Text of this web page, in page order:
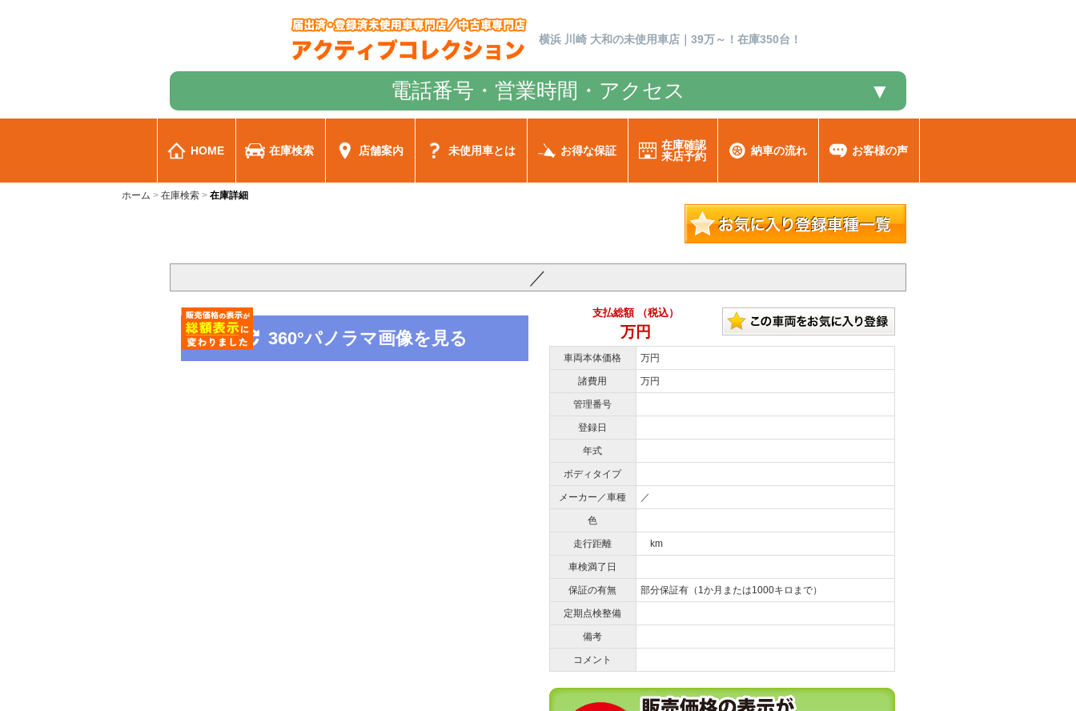
横浜 川崎 大和の未使用車店｜39万～！在庫350台！
電話番号・営業時間・アクセス ▼
HOME 在庫検索 店舗案内 未使用車とは お得な保証
在庫確認
来店予約
納車の流れ お客様の声
ホーム 在庫検索 在庫詳細
／
360°パノラマ画像を見る
支払総額 （税込）
万円
車両本体価格 万円
諸費用 万円
管理番号
登録日
年式
ボディタイプ
メーカー／車種 ／
色
走行距離 km
車検満了日
保証の有無 部分保証有（1か月または1000キロまで）
定期点検整備
備考
コメント